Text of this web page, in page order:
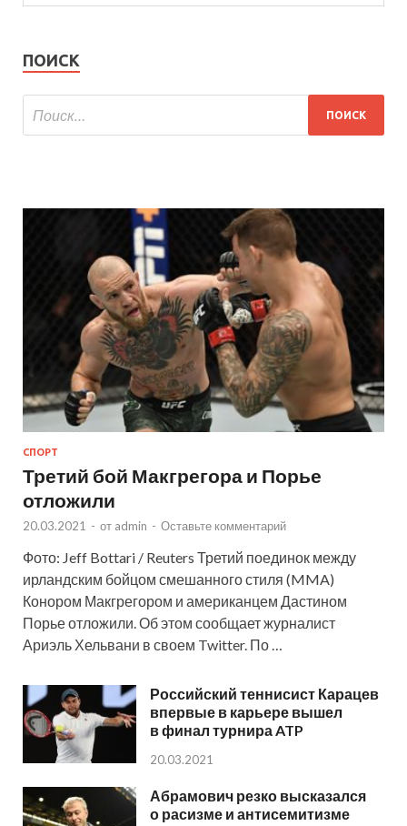
ПОИСК
СПОРТ
Третий бой Макгрегора и Порье
отложили
20.03.2021 - от admin - Оставьте комментарий
Фото: Jeff Bottari / Reuters Третий поединок между
ирландским бойцом смешанного стиля (MMA)
Конором Макгрегором и американцем Дастином
Порье отложили. Об этом сообщает журналист
Ариэль Хельвани в своем Twitter. По …
Российский теннисист Карацев
впервые в карьере вышел
в финал турнира ATP
20.03.2021
Абрамович резко высказался
о расизме и антисемитизме